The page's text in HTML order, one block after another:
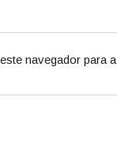
navegador para